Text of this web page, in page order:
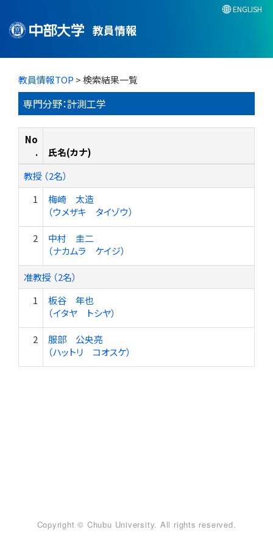
教員情報
ENGLISH
教員情報TOP > 検索結果一覧
専門分野：計測工学
No
.
氏名(カナ)
教授 （2名）
1
梅崎 太造
（ウメザキ タイゾウ）
2
中村 圭二
（ナカムラ ケイジ）
准教授 （2名）
1
板谷 年也
（イタヤ トシヤ）
2
服部 公央亮
（ハットリ コオスケ）
Copyright © Chubu University. All rights reserved.